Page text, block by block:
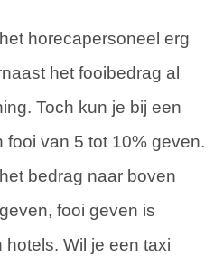
horecapersoneel erg
het fooibedrag al
Toch kun je bij een
van 5 tot 10% geven.
bedrag naar boven
fooi geven is
hotels. Wil je een taxi